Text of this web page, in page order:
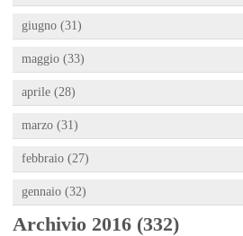
giugno (31)
maggio (33)
aprile (28)
marzo (31)
febbraio (27)
gennaio (32)
Archivio 2016 (332)